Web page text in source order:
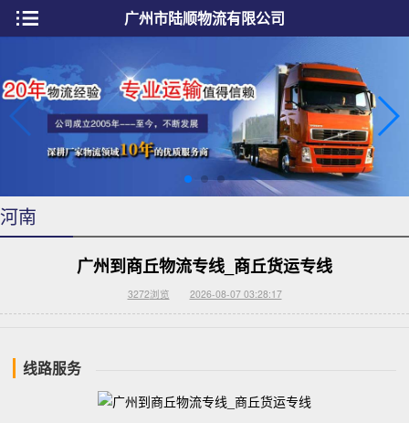
广州市陆顺物流有限公司
河南
广州到商丘物流专线_商丘货运专线
3272浏览 2026-08-07 03:28:17
线路服务